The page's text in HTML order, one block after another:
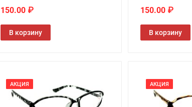
150.00 ₽
В корзину
150.00 ₽
В корзину
АКЦИЯ АКЦИЯ